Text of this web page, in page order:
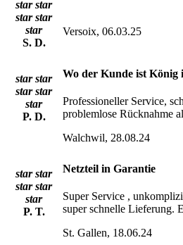
star star
star star
star
S. D.
Versoix, 06.03.25
star star
star star
star
P. D.
Wo der Kunde ist König
Professioneller Service,
problemlose Rücknahme
Walchwil, 28.08.24
star star
star star
star
P. T.
Netzteil in Garantie
Super Service ,
super schnelle Lieferung.
St. Gallen, 18.06.24